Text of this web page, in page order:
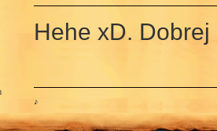
Hehe xD.
♪